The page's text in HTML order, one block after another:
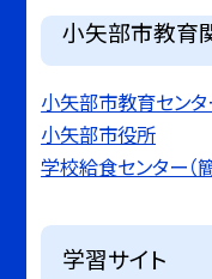
小矢部市教育
小矢部市教育センタ
小矢部市役所
学校給食センター（
学習サイト